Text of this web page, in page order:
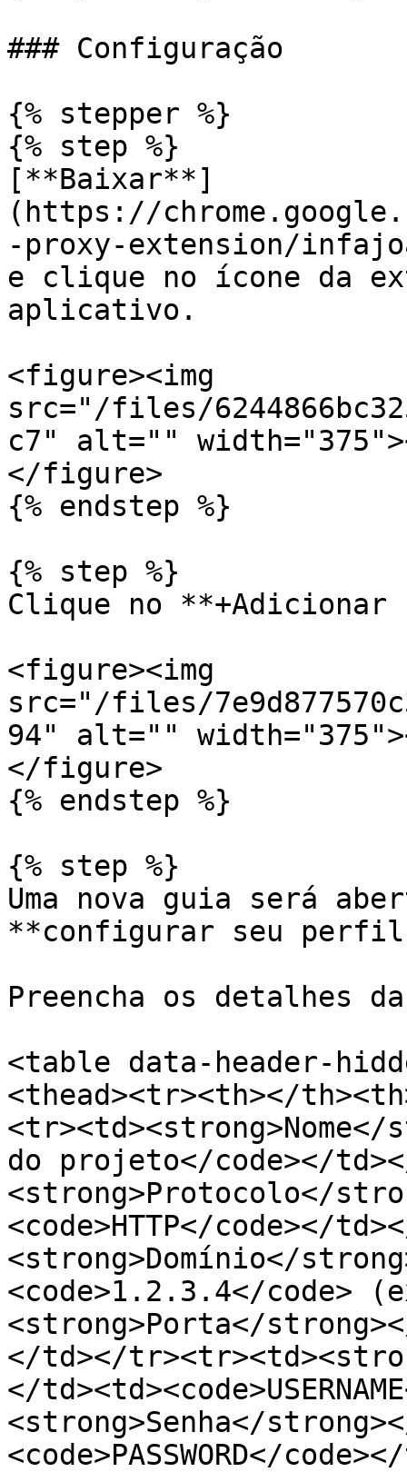
### Configuração
{% stepper %}
{% step %}
[**Baixar**]
(https://
-proxy-extension/
e clique no ícone da
aplicativo.
<figure><img
src="/files/
c7" alt=""
</figure>
{% endstep %}
{% step %}
Clique no **+Adicionar
<figure><img
src="/files/
94" alt=""
</figure>
{% endstep %}
{% step %}
Uma nova guia será
**configurar seu
Preencha os detalhes
<table data-header-
<thead><tr><th></
<tr><td><strong>Nome</
do projeto</code></
<strong>Protocolo</
<code>HTTP</code></
<strong>Domínio</
<code>1.2.3.4</code>
<strong>Porta</
</td></
</
<strong>Senha</
<code>PASSWORD</